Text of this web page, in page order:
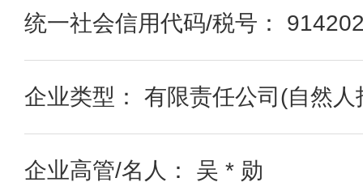
统一社会信用代码/税号：
企业类型： 有限责任公司(自然人
企业高管/名人： 吴 * 勋